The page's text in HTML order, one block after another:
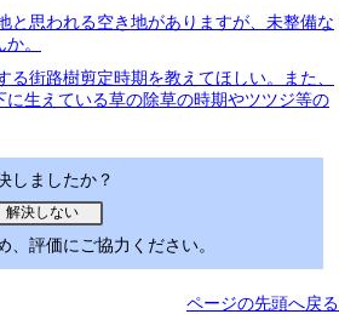
思われる空き地がありますが、未整備な
。
街路樹剪定時期を教えてほしい。また、
生えている草の除草の時期やツツジ等の
しましたか？
、評価にご協力ください。
ページの先頭へ戻る